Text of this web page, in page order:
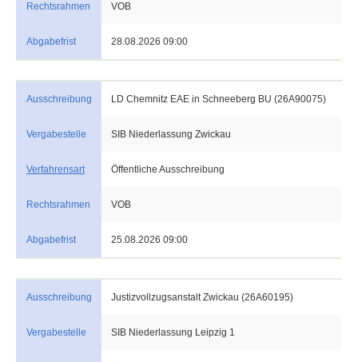
Rechtsrahmen VOB
Abgabefrist 28.08.2026 09:00
Ausschreibung LD Chemnitz EAE in Schneeberg BU (26A90075)
Vergabestelle SIB Niederlassung Zwickau
Verfahrensart Öffentliche Ausschreibung
Rechtsrahmen VOB
Abgabefrist 25.08.2026 09:00
Ausschreibung Justizvollzugsanstalt Zwickau (26A60195)
Vergabestelle SIB Niederlassung Leipzig 1